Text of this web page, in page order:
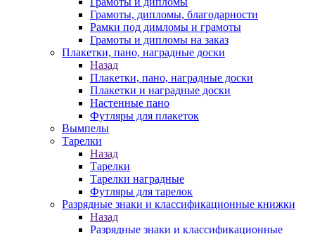
Грамоты, дипломы, благодарности
Рамки под димломы и грамоты
Грамоты и дипломы на заказ
Плакетки, пано, наградные доски
Назад
Плакетки, пано, наградные доски
Плакетки и наградные доски
Настенные пано
Футляры для плакеток
Вымпелы
Тарелки
Назад
Тарелки
Тарелки наградные
Футляры для тарелок
Разрядные знаки и классификационные книжки
Назад
Разрядные знаки и классификационные